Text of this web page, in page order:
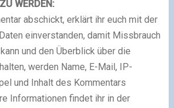
WERDEN:
abschickt, erklärt ihr euch mit der
einverstanden, damit Missbrauch
und den Überblick über die
werden Name, E-Mail, IP-
und Inhalt des Kommentars
Informationen findet ihr in der